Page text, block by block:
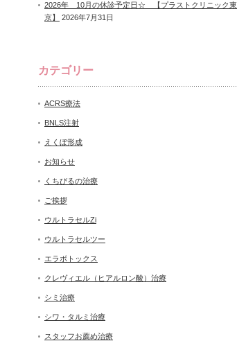
2026年 10月の休診予定日☆ 【プラストクリニック東
京】
2026年7月31日
カテゴリー
ACRS療法
BNLS注射
えくぼ形成
お知らせ
くちびるの治療
ご挨拶
ウルトラセルZi
ウルトラセルツー
エラボトックス
クレヴィエル（ヒアルロン酸）治療
シミ治療
シワ・タルミ治療
スタッフお薦め治療